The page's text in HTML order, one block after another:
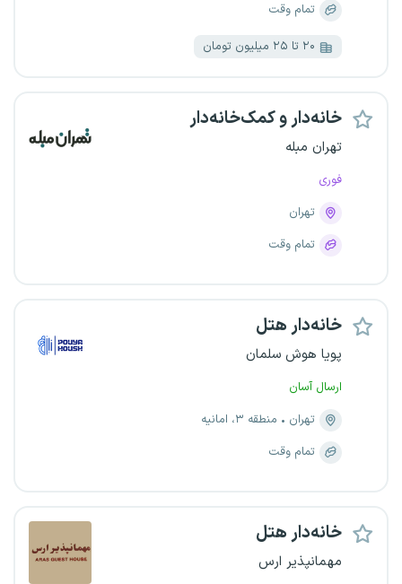
تمام وقت
۲۰ تا ۲۵ میلیون تومان
خانه‌دار و کمک‌خانه‌دار
تهران مبله
فوری
تهران
تمام وقت
خانه‌دار هتل
پویا هوش سلمان
ارسال آسان
تهران
منطقه ۳، امانیه
تمام وقت
خانه‌دار هتل
مهمانپذیر ارس